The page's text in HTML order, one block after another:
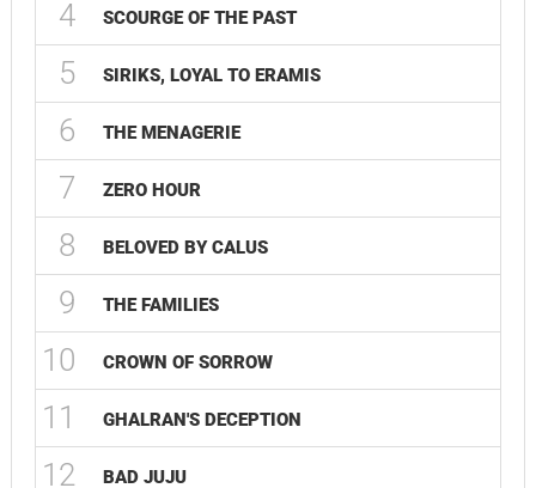
4 SCOURGE OF THE PAST
5 SIRIKS, LOYAL TO ERAMIS
6 THE MENAGERIE
7 ZERO HOUR
8 BELOVED BY CALUS
9 THE FAMILIES
10 CROWN OF SORROW
11 GHALRAN'S DECEPTION
12 BAD JUJU